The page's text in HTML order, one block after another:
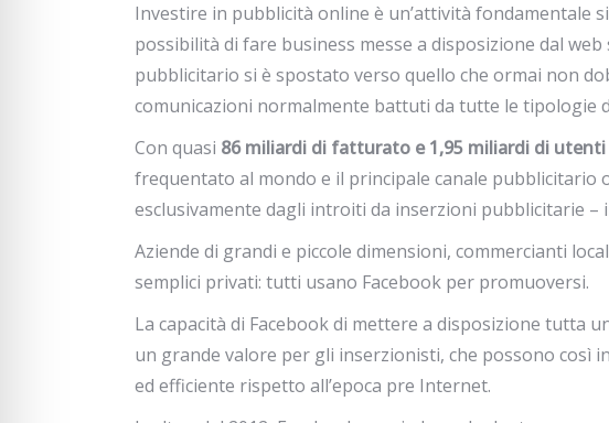
Investire in pubblicità online è un’attività fondamentale
possibilità di fare business messe a disposizione dal
pubblicitario si è spostato verso quello che ormai non
comunicazioni normalmente battuti da tutte le tipologie
Con quasi 86 miliardi di fatturato e 1,95 miliardi di utenti
frequentato al mondo e il principale canale pubblicitario
esclusivamente dagli introiti da inserzioni pubblicitarie –
Aziende di grandi e piccole dimensioni, commercianti
semplici privati: tutti usano Facebook per promuoversi.
La capacità di Facebook di mettere a disposizione tutta
un grande valore per gli inserzionisti, che possono così
ed efficiente rispetto all’epoca pre Internet.